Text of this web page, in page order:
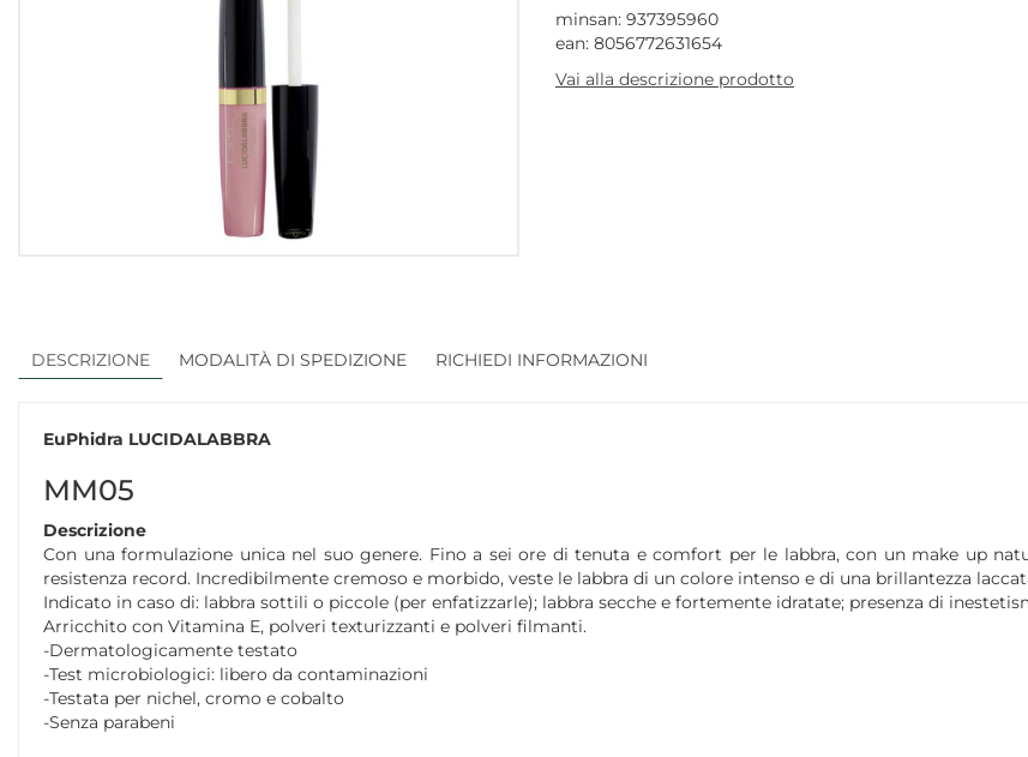
minsan: 937395960
ean: 8056772631654
Vai alla descrizione prodotto
DESCRIZIONE MODALITÀ DI SPEDIZIONE RICHIEDI INFORMAZIONI
EuPhidra LUCIDALABBRA
MM05
Descrizione
Con una formulazione unica nel suo genere. Fino a sei ore di tenuta e comfort per le labbra, con un make up
resistenza record. Incredibilmente cremoso e morbido, veste le labbra di un colore intenso e di una brillantezza
Indicato in caso di: labbra sottili o piccole (per enfatizzarle); labbra secche e fortemente idratate; presenza di
Arricchito con Vitamina E, polveri texturizzanti e polveri filmanti.
-Dermatologicamente testato
-Test microbiologici: libero da contaminazioni
-Testata per nichel, cromo e cobalto
-Senza parabeni